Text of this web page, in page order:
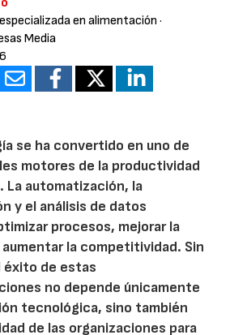
en alimentación ·
Media
se ha convertido en uno de
motores de la productividad
La automatización, la
y el análisis de datos
procesos, mejorar la
la competitividad. Sin
éxito de estas
no depende únicamente
tecnológica, sino también
de las organizaciones para